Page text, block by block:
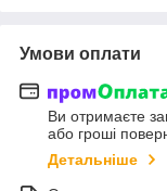
Умови оплати
Ви отримаєте
або гроші
Детальніше